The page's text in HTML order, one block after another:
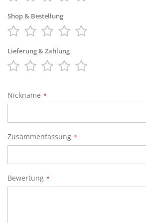
star
stars
stars
stars
stars
Shop & Bestellung
star
stars
stars
stars
stars
Lieferung & Zahlung
Nickname
Zusammenfassung
Bewertung